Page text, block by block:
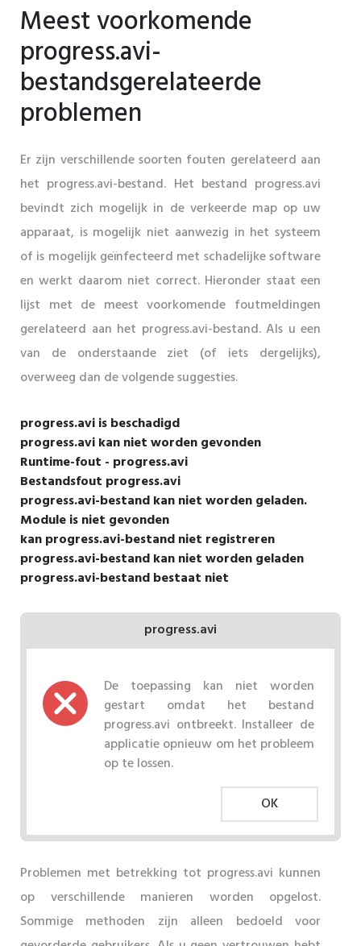
Meest voorkomende
progress.avi-
bestandsgerelateerde
problemen
Er zijn verschillende soorten fouten gerelateerd aan
het progress.avi-bestand. Het bestand progress.avi
bevindt zich mogelijk in de verkeerde map op uw
apparaat, is mogelijk niet aanwezig in het systeem
of is mogelijk geïnfecteerd met schadelijke software
en werkt daarom niet correct. Hieronder staat een
lijst met de meest voorkomende foutmeldingen
gerelateerd aan het progress.avi-bestand. Als u een
van de onderstaande ziet (of iets dergelijks),
overweeg dan de volgende suggesties.
progress.avi is beschadigd
progress.avi kan niet worden gevonden
Runtime-fout - progress.avi
Bestandsfout progress.avi
progress.avi-bestand kan niet worden geladen.
Module is niet gevonden
kan progress.avi-bestand niet registreren
progress.avi-bestand kan niet worden geladen
progress.avi-bestand bestaat niet
progress.avi
De toepassing kan niet worden
gestart omdat het bestand
progress.avi ontbreekt. Installeer de
applicatie opnieuw om het probleem
op te lossen.
OK
Problemen met betrekking tot progress.avi kunnen
op verschillende manieren worden opgelost.
Sommige methoden zijn alleen bedoeld voor